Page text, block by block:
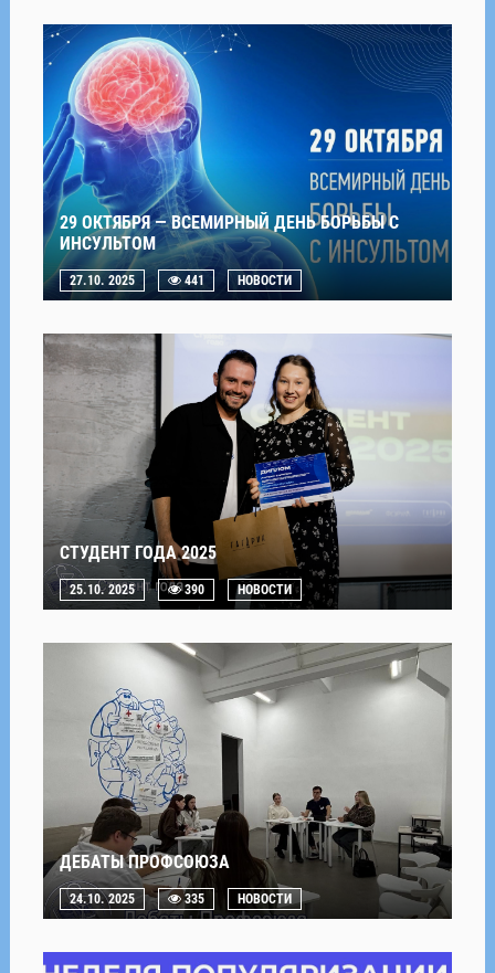
29 ОКТЯБРЯ — ВСЕМИРНЫЙ ДЕНЬ БОРЬБЫ С
ИНСУЛЬТОМ
27.10. 2025 441 НОВОСТИ
СТУДЕНТ ГОДА 2025
25.10. 2025 390 НОВОСТИ
ДЕБАТЫ ПРОФСОЮЗА
24.10. 2025 335 НОВОСТИ